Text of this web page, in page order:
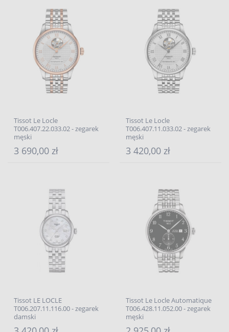
Tissot Le Locle
T006.407.22.033.02 - zegarek
męski
3 690,00 zł
Tissot Le Locle
T006.407.11.033.02 - zegarek
męski
3 420,00 zł
Tissot LE LOCLE
T006.207.11.116.00 - zegarek
damski
Tissot Le Locle Automatique
T006.428.11.052.00 - zegarek
męski